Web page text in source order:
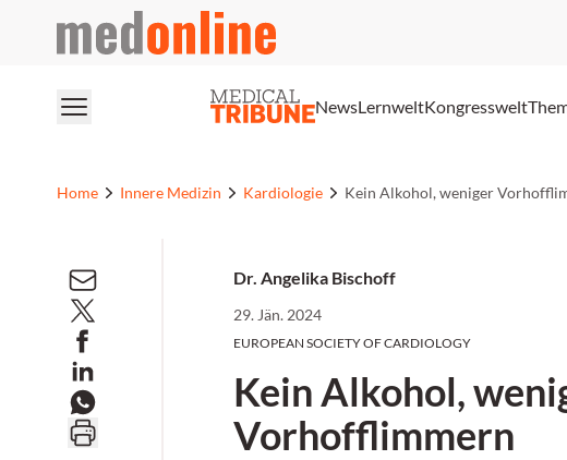
medonline
NewsLernweltKongresswelt
Home Innere Medizin Kardiologie Kein Alkohol, weniger
Dr. Angelika Bischoff
29. Jän. 2024
EUROPEAN SOCIETY OF CARDIOLOGY
Kein Alkohol,
Vorhofflimmern